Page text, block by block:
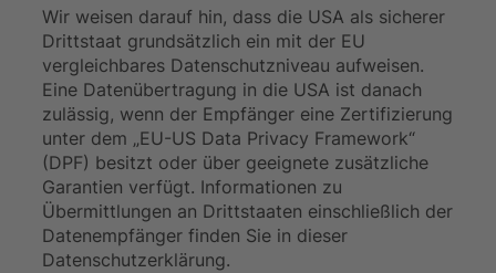
Wir weisen darauf hin, dass die USA als sicherer
Drittstaat grundsätzlich ein mit der EU
vergleichbares Datenschutzniveau aufweisen.
Eine Datenübertragung in die USA ist danach
zulässig, wenn der Empfänger eine Zertifizierung
unter dem „EU-US Data Privacy Framework“
(DPF) besitzt oder über geeignete zusätzliche
Garantien verfügt. Informationen zu
Übermittlungen an Drittstaaten einschließlich der
Datenempfänger finden Sie in dieser
Datenschutzerklärung.